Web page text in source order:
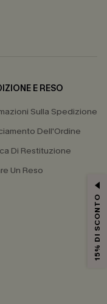
E RESO
Sulla Spedizione
Dell'Ordine
Di Restituzione
Un Reso
15% DI SCONTO